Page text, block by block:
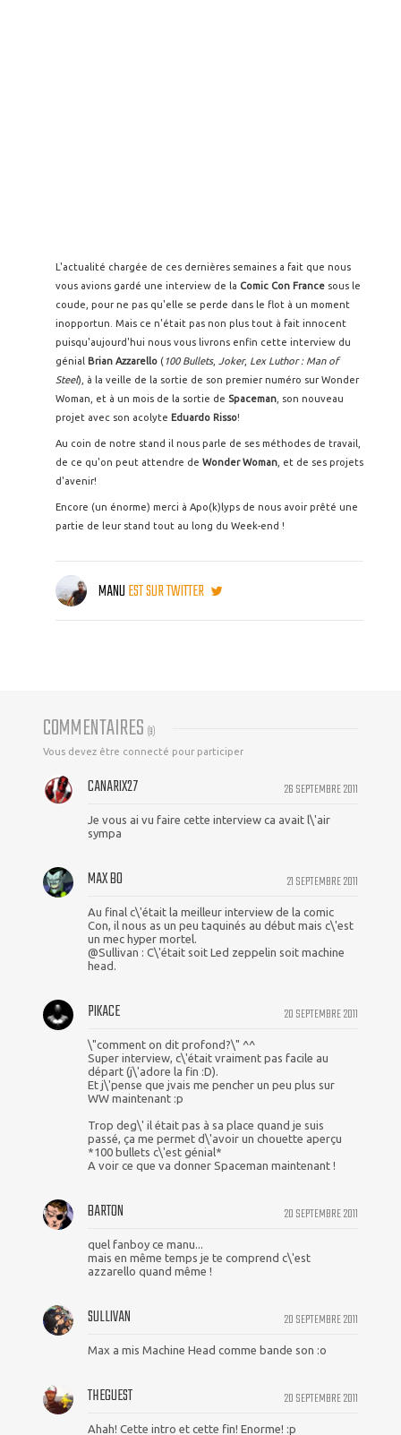
L'actualité chargée de ces dernières semaines a fait que nous
vous avions gardé une interview de la Comic Con France sous le
coude, pour ne pas qu'elle se perde dans le flot à un moment
inopportun. Mais ce n'était pas non plus tout à fait innocent
puisqu'aujourd'hui nous vous livrons enfin cette interview du
génial Brian Azzarello (100 Bullets, Joker, Lex Luthor : Man of
Steel), à la veille de la sortie de son premier numéro sur Wonder
Woman, et à un mois de la sortie de Spaceman, son nouveau
projet avec son acolyte Eduardo Risso!
Au coin de notre stand il nous parle de ses méthodes de travail,
de ce qu'on peut attendre de Wonder Woman, et de ses projets
d'avenir!
Encore (un énorme) merci à Apo(k)lyps de nous avoir prêté une
partie de leur stand tout au long du Week-end !
MANUEST SUR TWITTER
COMMENTAIRES (9)
Vous devez être connecté pour participer
26 SEPTEMBRE 2011
CANARIX27
Je vous ai vu faire cette interview ca avait l\'air
sympa
21 SEPTEMBRE 2011
MAX BO
Au final c\'était la meilleur interview de la comic
Con, il nous as un peu taquinés au début mais c\'est
un mec hyper mortel.
@Sullivan : C\'était soit Led zeppelin soit machine
head.
20 SEPTEMBRE 2011
PIKACE
\"comment on dit profond?\" ^^
Super interview, c\'était vraiment pas facile au
départ (j\'adore la fin :D).
Et j\'pense que jvais me pencher un peu plus sur
WW maintenant :p
Trop deg\' il était pas à sa place quand je suis
passé, ça me permet d\'avoir un chouette aperçu
*100 bullets c\'est génial*
A voir ce que va donner Spaceman maintenant !
20 SEPTEMBRE 2011
BARTON
quel fanboy ce manu...
mais en même temps je te comprend c\'est
azzarello quand même !
20 SEPTEMBRE 2011
SULLIVAN
Max a mis Machine Head comme bande son :o
20 SEPTEMBRE 2011
THEGUEST
Ahah! Cette intro et cette fin! Enorme! :p